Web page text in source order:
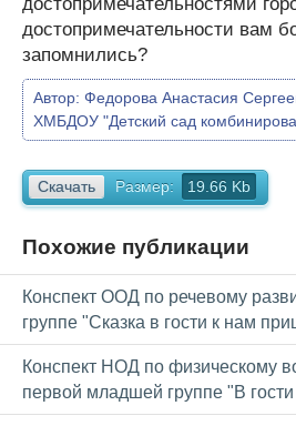
достопримечательности вам
запомнились?
Автор: Федорова Анастасия
ХМБДОУ "Детский сад
Скачать Размер: 19.66 Kb
Похожие публикации
Конспект ООД по речевому
группе "Сказка в гости к нам
Конспект НОД по физическому
первой младшей группе "В гости